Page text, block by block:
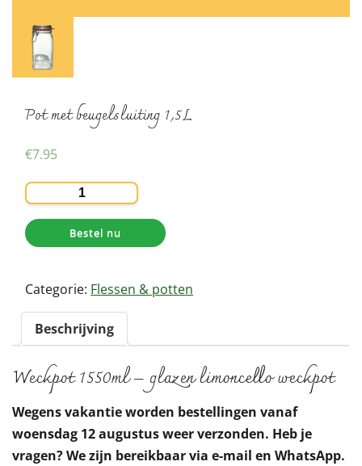
Pot met beugelsluiting 1,5L
€7.95
Pot
met
beugelsluiting
1,5L
Bestel nu
Categorie: Flessen & potten
Beschrijving
Weckpot 1550ml – glazen limoncello weckpot
Wegens vakantie worden bestellingen vanaf
woensdag 12 augustus weer verzonden. Heb je
vragen? We zijn bereikbaar via e-mail en WhatsApp.